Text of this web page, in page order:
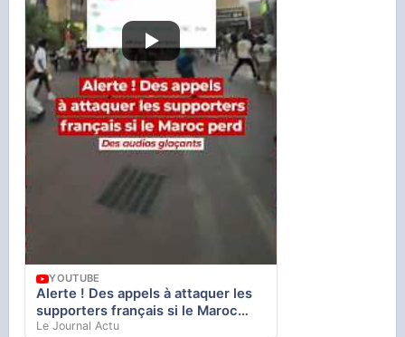
YOUTUBE
Alerte ! Des appels à attaquer les
supporters français si le Maroc
perd... Des audios glaçants
Le Journal Actu